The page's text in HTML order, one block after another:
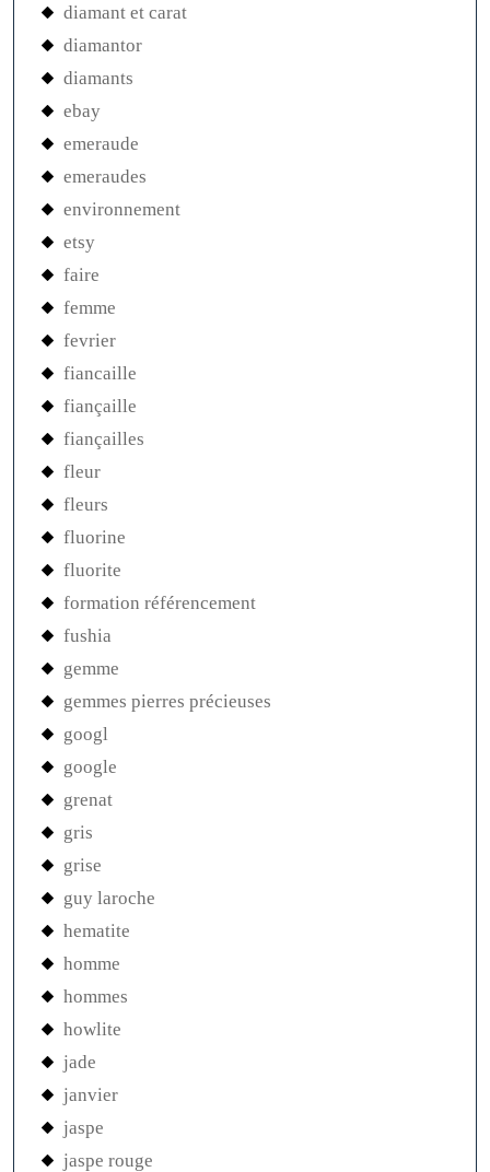
diamant et carat
diamantor
diamants
ebay
emeraude
emeraudes
environnement
etsy
faire
femme
fevrier
fiancaille
fiançaille
fiançailles
fleur
fleurs
fluorine
fluorite
formation référencement
fushia
gemme
gemmes pierres précieuses
googl
google
grenat
gris
grise
guy laroche
hematite
homme
hommes
howlite
jade
janvier
jaspe
jaspe rouge